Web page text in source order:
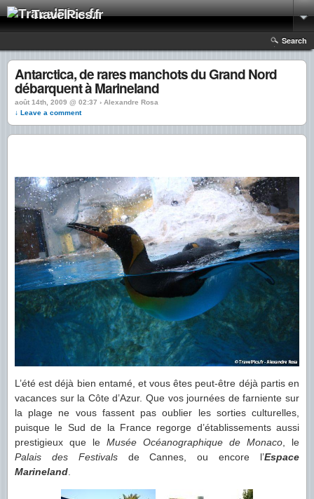
TravelPics.fr
Search
Antarctica, de rares manchots du Grand Nord
débarquent à Marineland
août 14th, 2009 @ 02:37 › Alexandre Rosa
↓ Leave a comment
L’été est déjà bien entamé, et vous êtes peut-être déjà partis en
vacances sur la Côte d’Azur. Que vos journées de farniente sur
la plage ne vous fassent pas oublier les sorties culturelles,
puisque le Sud de la France regorge d’établissements aussi
prestigieux que le Musée Océanographique de Monaco , le
Palais des Festivalsde Cannes, ou encore l’Espace
Marineland